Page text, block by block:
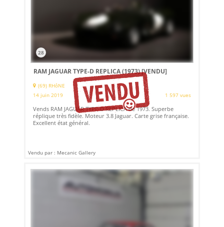
28
RAM JAGUAR TYPE-D REPLICA (1973)[VENDU]
(69) RHôNE
14 juin 2019
1 597 vues
Vends RAM JAGUAR TYPE-D REPLICA de 1973. Superbe
réplique très fidèle. Moteur 3.8 Jaguar. Carte grise française.
Excellent état général.
Vendu par : Mecanic Gallery